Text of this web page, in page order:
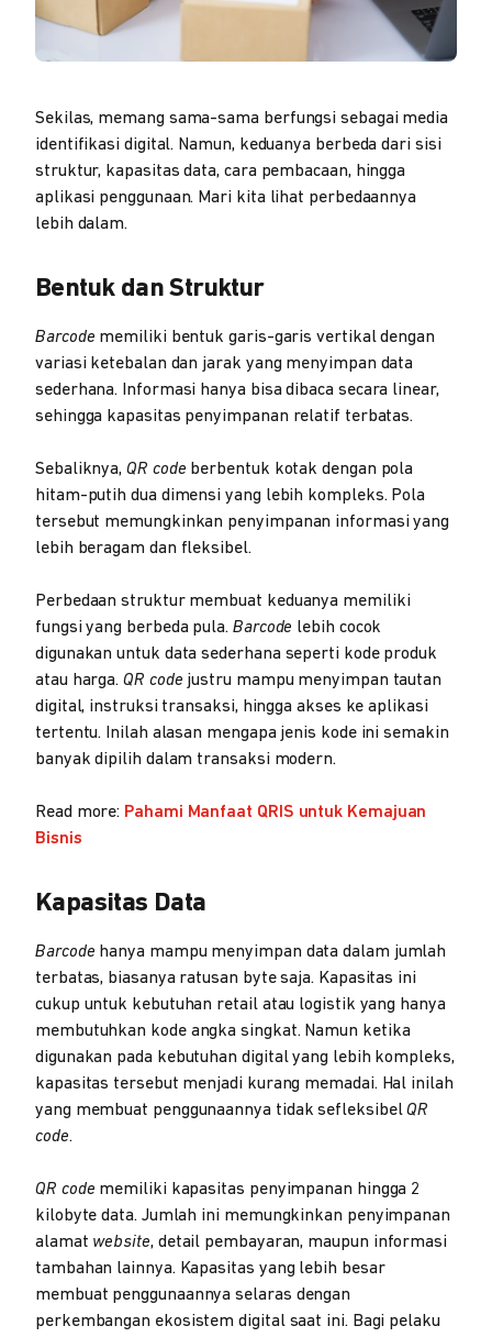
Sekilas, memang sama-sama berfungsi sebagai media
identifikasi digital. Namun, keduanya berbeda dari sisi
struktur, kapasitas data, cara pembacaan, hingga
aplikasi penggunaan. Mari kita lihat perbedaannya
lebih dalam.
Bentuk dan Struktur
Barcode memiliki bentuk garis-garis vertikal dengan
variasi ketebalan dan jarak yang menyimpan data
sederhana. Informasi hanya bisa dibaca secara linear,
sehingga kapasitas penyimpanan relatif terbatas.
Sebaliknya,QR code berbentuk kotak dengan pola
hitam-putih dua dimensi yang lebih kompleks. Pola
tersebut memungkinkan penyimpanan informasi yang
lebih beragam dan fleksibel.
Perbedaan struktur membuat keduanya memiliki
fungsi yang berbeda pula. Barcode lebih cocok
digunakan untuk data sederhana seperti kode produk
atau harga.QR code justru mampu menyimpan tautan
digital, instruksi transaksi, hingga akses ke aplikasi
tertentu. Inilah alasan mengapa jenis kode ini semakin
banyak dipilih dalam transaksi modern.
Read more: Pahami Manfaat QRIS untuk Kemajuan
Bisnis
Kapasitas Data
Barcode hanya mampu menyimpan data dalam jumlah
terbatas, biasanya ratusan byte saja. Kapasitas ini
cukup untuk kebutuhan retail atau logistik yang hanya
membutuhkan kode angka singkat. Namun ketika
digunakan pada kebutuhan digital yang lebih kompleks,
kapasitas tersebut menjadi kurang memadai. Hal inilah
yang membuat penggunaannya tidak sefleksibelQR
code.
QR code memiliki kapasitas penyimpanan hingga 2
kilobyte data. Jumlah ini memungkinkan penyimpanan
alamat website, detail pembayaran, maupun informasi
tambahan lainnya. Kapasitas yang lebih besar
membuat penggunaannya selaras dengan
perkembangan ekosistem digital saat ini. Bagi pelaku